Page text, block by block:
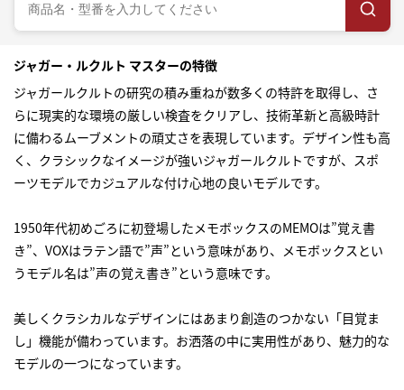
ジャガー・ルクルト マスターの特徴
ジャガールクルトの研究の積み重ねが数多くの特許を取得し、さ
らに現実的な環境の厳しい検査をクリアし、技術革新と高級時計
に備わるムーブメントの頑丈さを表現しています。デザイン性も高
く、クラシックなイメージが強いジャガールクルトですが、スポ
ーツモデルでカジュアルな付け心地の良いモデルです。
1950年代初めごろに初登場したメモボックスのMEMOは”覚え書
き”、VOXはラテン語で”声”という意味があり、メモボックスとい
うモデル名は”声の覚え書き”という意味です。
美しくクラシカルなデザインにはあまり創造のつかない「目覚ま
し」機能が備わっています。お洒落の中に実用性があり、魅力的な
モデルの一つになっています。